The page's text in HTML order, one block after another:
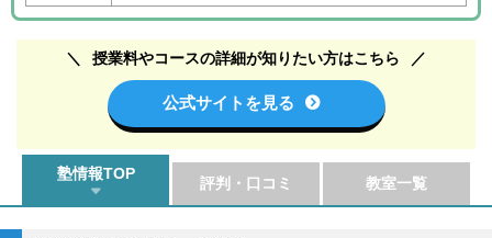
授業料やコースの詳細が知りたい方はこちら
公式サイトを見る
塾情報TOP
評判・口コミ 教室一覧